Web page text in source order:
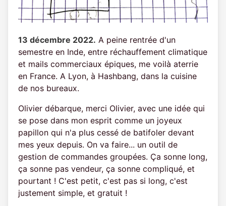
13 décembre 2022. A peine rentrée d'un
semestre en Inde, entre réchauffement climatique
et mails commerciaux épiques, me voilà aterrie
en France. A Lyon, à Hashbang, dans la cuisine
de nos bureaux.
Olivier débarque, merci Olivier, avec une idée qui
se pose dans mon esprit comme un joyeux
papillon qui n'a plus cessé de batifoler devant
mes yeux depuis. On va faire... un outil de
gestion de commandes groupées. Ça sonne long,
ça sonne pas vendeur, ça sonne compliqué, et
pourtant ! C'est petit, c'est pas si long, c'est
justement simple, et gratuit !